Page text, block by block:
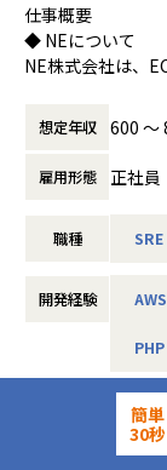
・中抜けOK、
・新幹線代支給
・平均残業時間
に飲んでOK
・服装自由（短
・IaCの推進：
の高いインフラ構
ility）：
安定稼働と開発
シ
・デリバリー
・可観測性の
境の整備を通じた
・越境した改
たコード改修支
・攻めのイン
仕事概要
◆ NEについて
NE株式会社は、
トウェア企業です
現在6,500社を超
2025年11月に東
ム)"と呼ばれるシ
のシステムの
◆ 募集ポジション
想定年収 600 〜
雇用形態 正社員
職種 SRE
開発経験 AWS
PHP
作
間1日8時間
レ
簡単
30秒